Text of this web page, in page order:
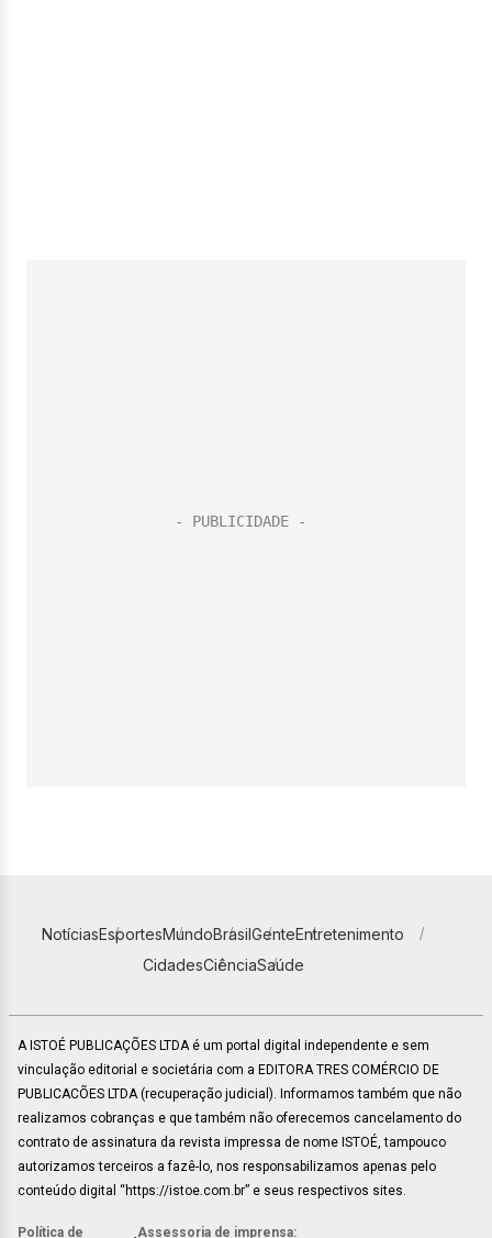
NotíciasEsportesMundoBrasilGenteEntretenimento
CidadesCiênciaSaúde
A ISTOÉ PUBLICAÇÕES LTDA é um portal digital independente e sem
vinculação editorial e societária com a EDITORA TRES COMÉRCIO DE
PUBLICACÕES LTDA (recuperação judicial). Informamos também que não
realizamos cobranças e que também não oferecemos cancelamento do
contrato de assinatura da revista impressa de nome ISTOÉ, tampouco
autorizamos terceiros a fazê-lo, nos responsabilizamos apenas pelo
conteúdo digital “https://istoe.com.br” e seus respectivos sites.
Política de Assessoria de imprensa: